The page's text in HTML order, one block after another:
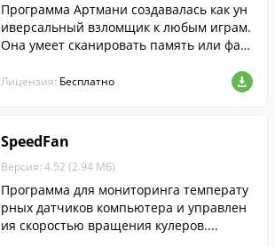
Программа Артмани создавалась как ун
иверсальный взломщик к любым играм.
Она умеет сканировать память или фай
ных значений. Имеется поддержка русс
Лицензия: Бесплатно
SpeedFan
Версия: 4.52 (2.94 МБ)
Программа для мониторинга температу
рных датчиков компьютера и управлен
ия скоростью вращения кулеров....